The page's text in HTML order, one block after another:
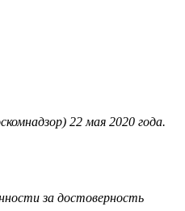
22 мая 2020 года.
за достоверность